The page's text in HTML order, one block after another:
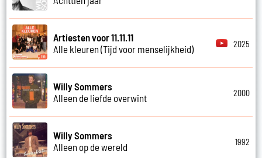
Artiesten voor 11.11.11
Alle kleuren (Tijd voor menselijkheid)
2025
Willy Sommers
Alleen de liefde overwint
2000
Willy Sommers
Alleen op de wereld
1992